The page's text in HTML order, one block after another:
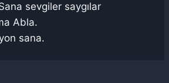
sevgiler saygılar
Abla.
sana.